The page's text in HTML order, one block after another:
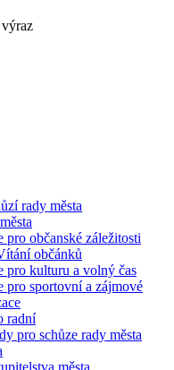
rady města
pro občanské záležitosti
občánků
pro kulturu a volný čas
pro sportovní a zájmové
radní
pro schůze rady města
města